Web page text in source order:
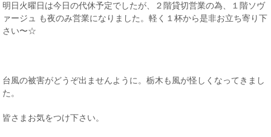
明日火曜日は今日の代休予定でしたが、２階貸切営業の為、１階ソヴ
ァージュ も夜のみ営業になりました。軽く１杯から是非お立ち寄り下
さい〜☆
台風の被害がどうぞ出ませんように。栃木も風が怪しくなってきまし
た。
皆さまお気をつけ下さい。